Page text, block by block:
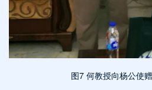
图7 何教授向杨公使